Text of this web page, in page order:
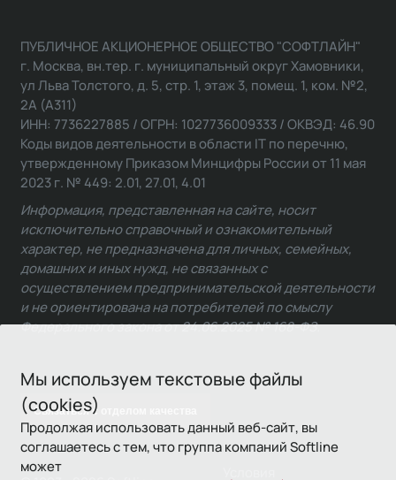
Мы используем текстовые файлы
(cookies)
Продолжая использовать данный веб-сайт, вы
соглашаетесь с тем, что группа компаний Softline
может
Связаться с отделом качества
ПУБЛИЧНОЕ АКЦИОНЕРНОЕ ОБЩЕСТВО "СОФТЛАЙН"
г. Москва, вн.тер. г. муниципальный округ Хамовники,
ул Льва Толстого, д. 5, стр. 1, этаж 3, помещ. 1, ком. №2,
2А (А311)
ИНН: 7736227885 / ОГРН: 1027736009333 / ОКВЭД: 46.90
Коды видов деятельности в области IT по перечню,
утвержденному Приказом Минцифры России от 11 мая
2023 г. № 449: 2.01, 27.01, 4.01
Информация, представленная на сайте, носит
исключительно справочный и ознакомительный
характер, не предназначена для личных, семейных,
домашних и иных нужд, не связанных с
осуществлением предпринимательской деятельности
и не ориентирована на потребителей по смыслу
Федерального закона от 24.06.2025 № 168-ФЗ.